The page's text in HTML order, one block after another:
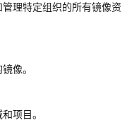
理特定组织的所有镜像资
像。
项目。